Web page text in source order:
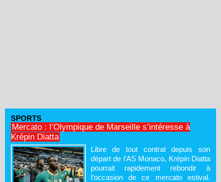
SPORTS
Mercato : l’Olympique de Marseille s’intéresse à
Krépin Diatta
Libre de tout contrat depuis son
départ de l’AS Monaco, Krépin Diatta
pourrait rapidement rebondir à
l’occasion de ce mercato estival.